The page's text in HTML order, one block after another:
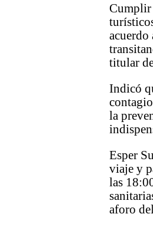
Cumplir
acuerdo
titular
Indicó
la
Esper
viaje y
las
aforo